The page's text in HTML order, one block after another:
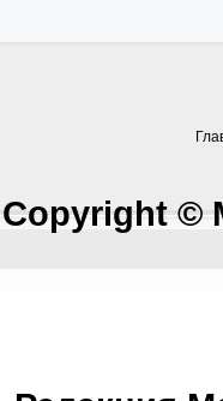
Copyright ©